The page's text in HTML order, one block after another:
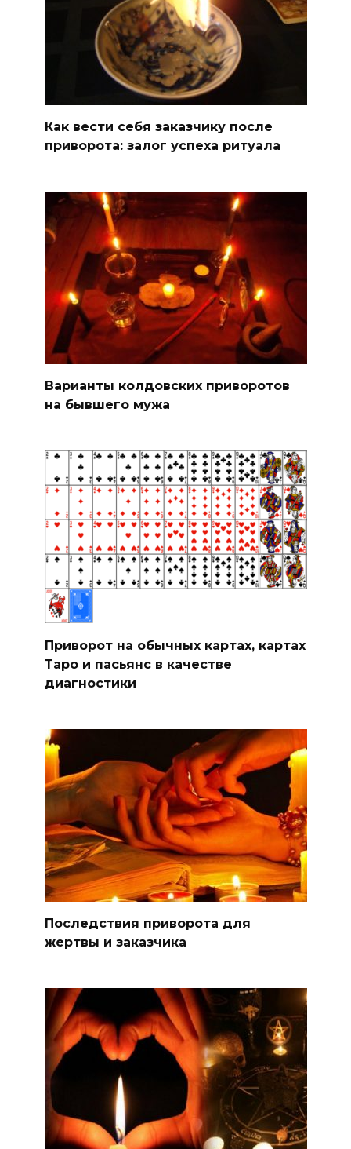
Как вести себя заказчику после
приворота: залог успеха ритуала
Варианты колдовских приворотов
на бывшего мужа
Приворот на обычных картах, картах
Таро и пасьянс в качестве
диагностики
Последствия приворота для
жертвы и заказчика